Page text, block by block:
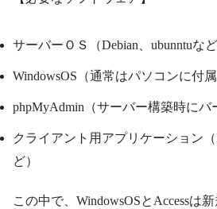
サーバーＯＳ（Debian、ubunntuな
WindowsOS（通常はパソコンに付属
phpMyAdmin（サーバー構築時にバ
クライアント用アプリケーション（
ど）
この中で、WindowsOSとAccessは